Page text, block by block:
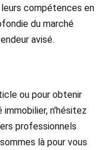
compétences en
du marché
avisé.
ou pour obtenir
n'hésitez
professionnels
là pour vous